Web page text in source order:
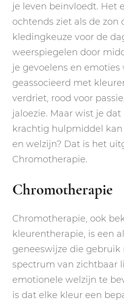
je leven beïnvloedt. Het
ochtends ziet als de zon
kledingkeuze voor de
weerspiegelen door
je gevoelens en emoties
geassocieerd met
verdriet, rood voor
jaloezie. Maar wist je
krachtig hulpmiddel
en welzijn? Dat is het
Chromotherapie.
Chromotherapie
Chromotherapie, ook
kleurentherapie, is een
geneeswijze die
spectrum van zichtbaar
emotionele welzijn te
is dat elke kleur een